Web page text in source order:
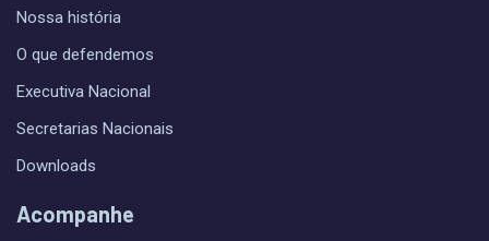
Nossa história
O que defendemos
Executiva Nacional
Secretarias Nacionais
Downloads
Acompanhe